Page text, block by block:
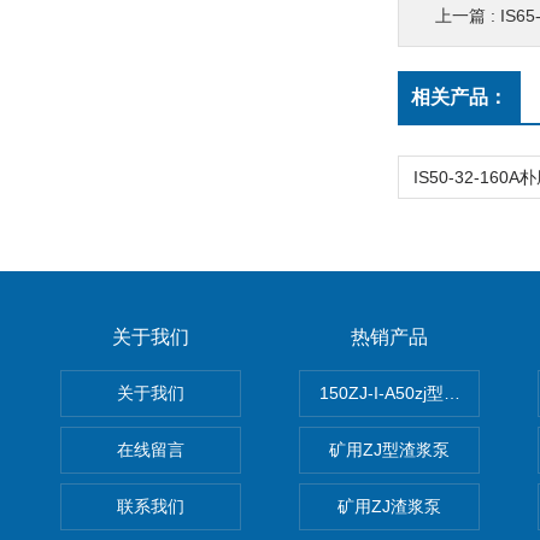
上一篇 :
相关产品：
关于我们
关于我们
在线留言
联系我们
热销产品
150ZJ-I-A50zj型渣浆泵
矿用ZJ型渣浆泵
矿用ZJ渣浆泵